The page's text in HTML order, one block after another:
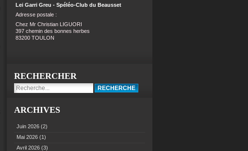
Lei Garri Greu - Spéléo-Club du Beausset
Adresse postale :
Chez Mr Christian LIGUORI
397 chemin des bonnes herbes
83200 TOULON
RECHERCHER
ARCHIVES
Juin 2026 (2)
Mai 2026 (1)
Avril 2026 (3)